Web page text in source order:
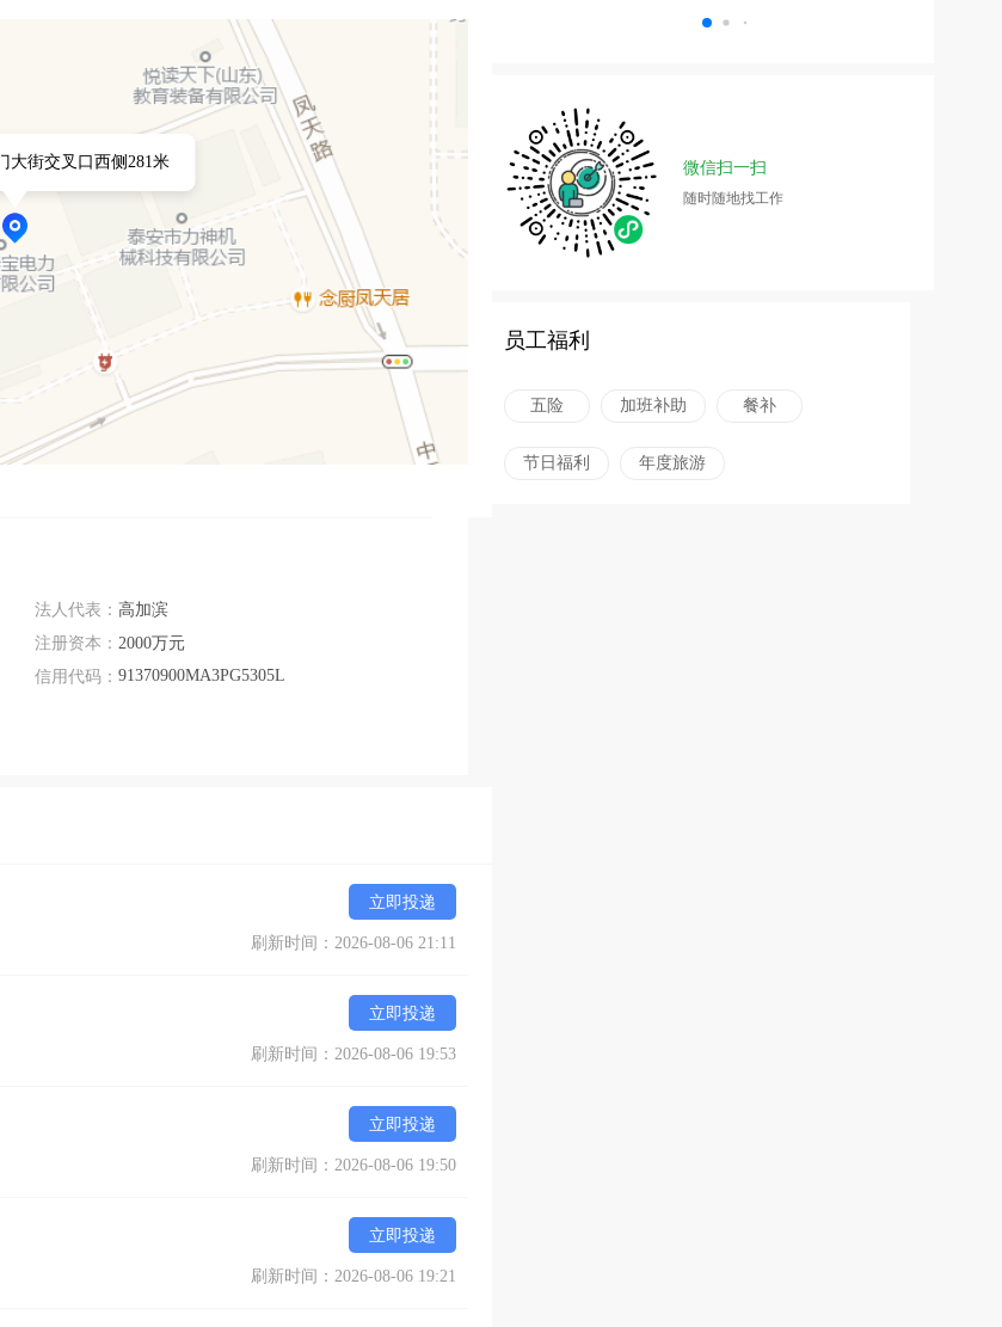
大街交叉口西侧281米
法人代表： 高加滨
注册资本： 2000万元
信用代码： 91370900MA3PG5305L
立即投递
刷新时间：2026-08-06 21:11
立即投递
刷新时间：2026-08-06 19:53
立即投递
刷新时间：2026-08-06 19:50
立即投递
刷新时间：2026-08-06 19:21
微信扫一扫
随时随地找工作
员工福利
五险 加班补助 餐补
节日福利 年度旅游